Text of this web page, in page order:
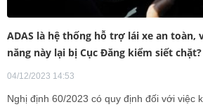
ADAS là hệ thống hỗ trợ lái xe an toàn,
năng này lại bị Cục Đăng kiểm siết chặt?
04/12/2023 14:53
Nghị định 60/2023 có quy định đối với việc